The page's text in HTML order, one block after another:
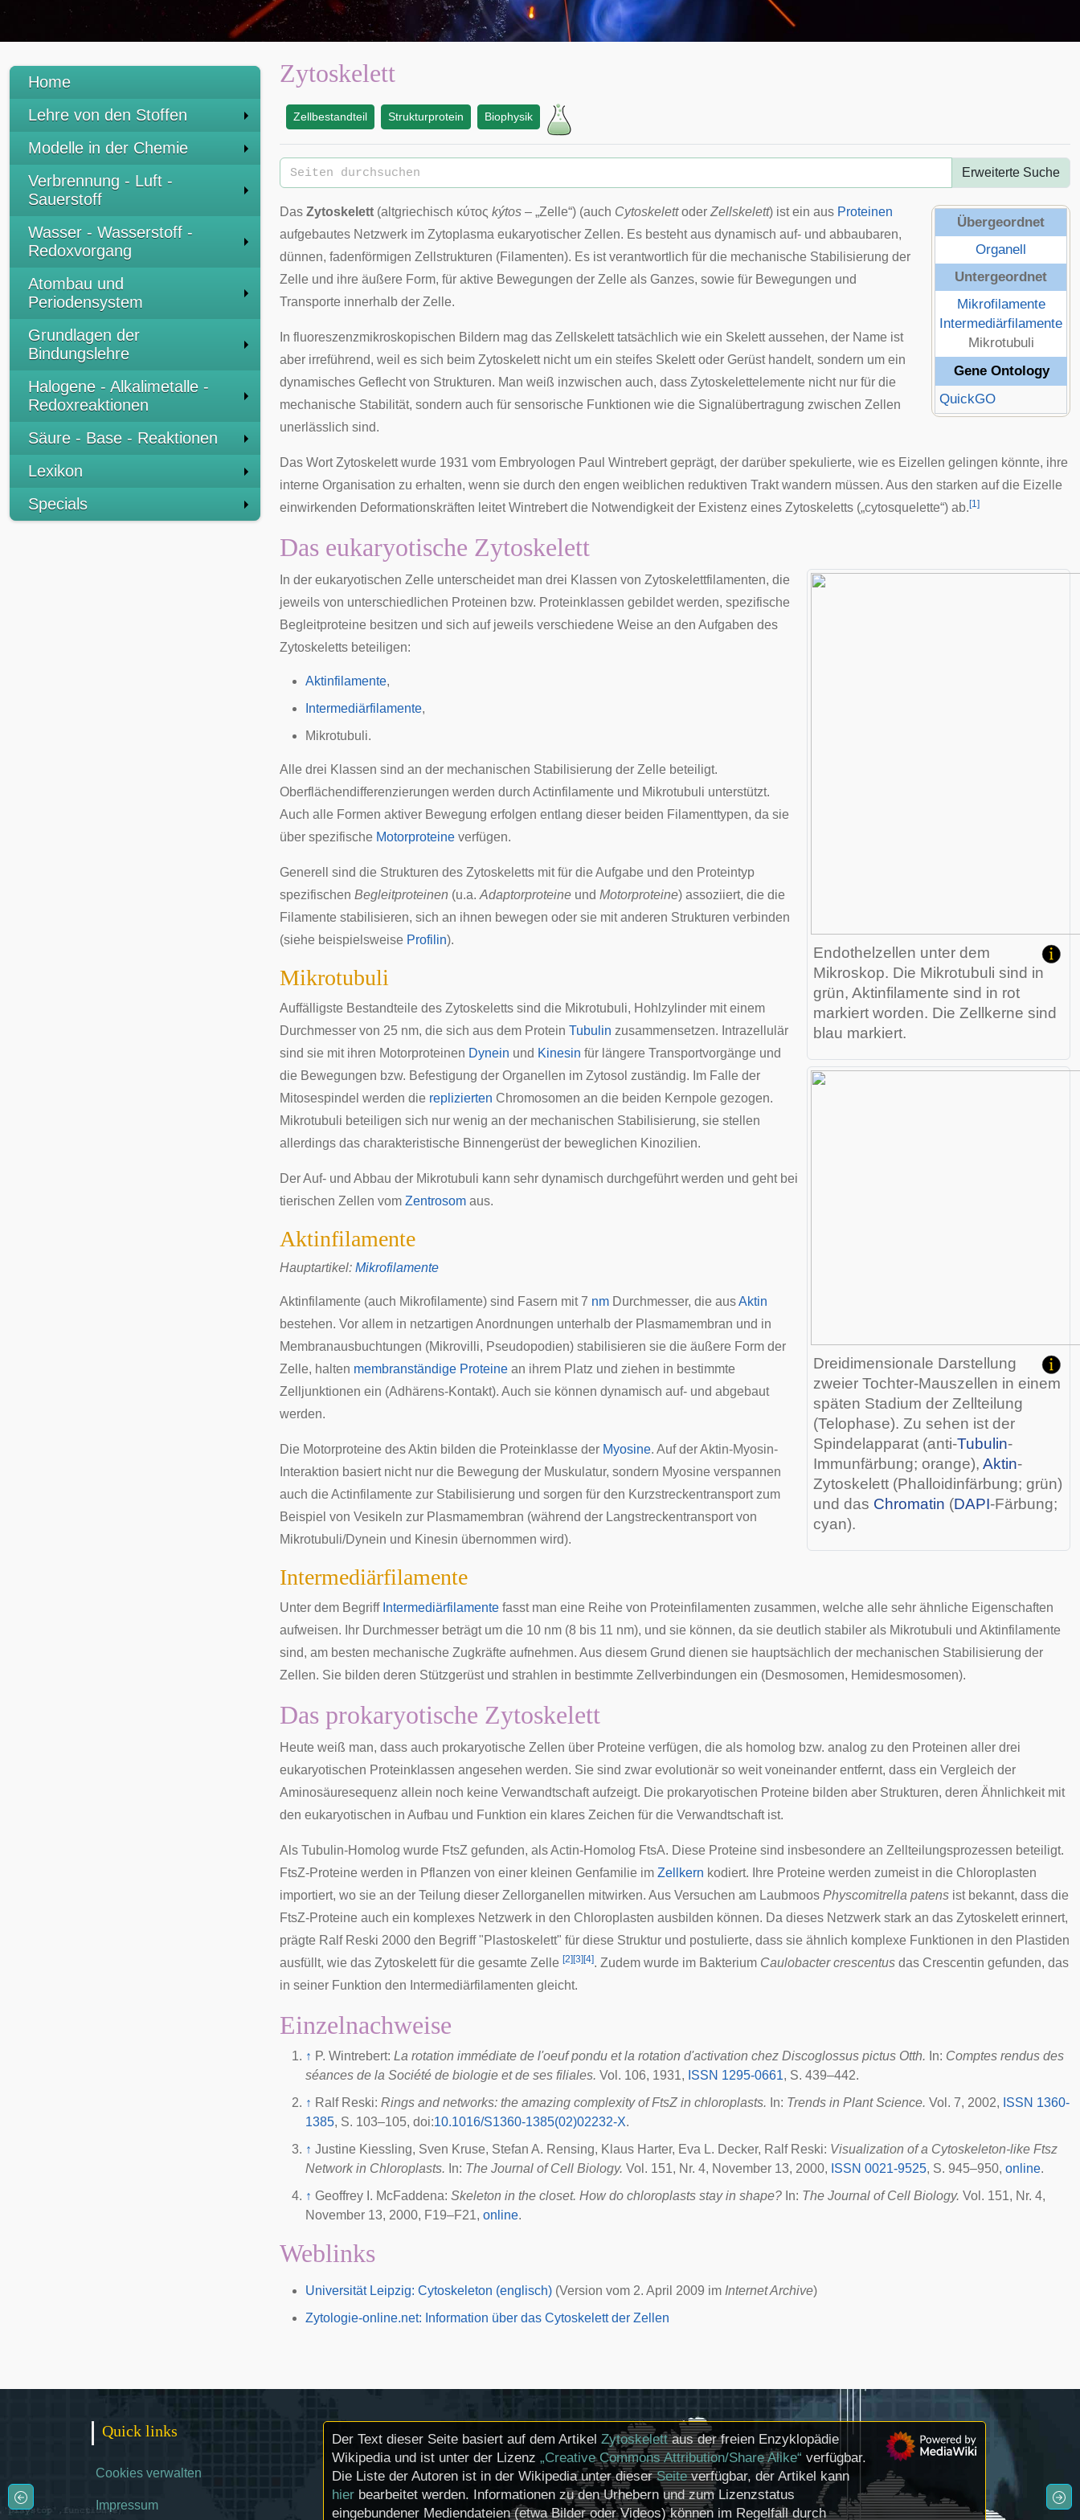
Home
Lehre von den Stoffen
Modelle in der Chemie
Verbrennung - Luft -
Sauerstoff
Wasser - Wasserstoff -
Redoxvorgang
Atombau und
Periodensystem
Grundlagen der
Bindungslehre
Halogene - Alkalimetalle -
Redoxreaktionen
Säure - Base - Reaktionen
Lexikon
Specials
Zytoskelett
Zellbestandteil Strukturprotein Biophysik
Erweiterte Suche
Übergeordnet
Organell
Untergeordnet
Mikrofilamente
Intermediärfilamente
Mikrotubuli
Gene Ontology
QuickGO
Das Zytoskelett (altgriechisch κύτος kýtos – „Zelle“) (auch Cytoskelettoder Zellskelett) ist ein aus Proteinen
aufgebautes Netzwerk im Zytoplasma eukaryotischer Zellen. Es besteht aus dynamisch auf- und abbaubaren,
dünnen, fadenförmigen Zellstrukturen (Filamenten). Es ist verantwortlich für die mechanische Stabilisierung der
Zelle und ihre äußere Form, für aktive Bewegungen der Zelle als Ganzes, sowie für Bewegungen und
Transporte innerhalb der Zelle.
In fluoreszenzmikroskopischen Bildern mag das Zellskelett tatsächlich wie ein Skelettaussehen, der Name ist
aber irreführend, weil es sich beim Zytoskelett nicht um ein steifes Skelett oder Gerüst handelt, sondern um ein
dynamisches Geflecht von Strukturen. Man weiß inzwischen auch, dass Zytoskelettelemente nicht nur für die
mechanische Stabilität, sondern auch für sensorische Funktionen wie die Signalübertragung zwischen Zellen
unerlässlich sind.
Das Wort Zytoskelett wurde 1931 vom Embryologen Paul Wintrebertgeprägt, der darüber spekulierte, wie es Eizellen gelingen könnte, ihre
interne Organisation zu erhalten, wenn sie durch den engen weiblichen reduktiven Trakt wandern müssen. Aus den starken auf die Eizelle
einwirkenden Deformationskräften leitet Wintrebert die Notwendigkeit der Existenz eines Zytoskeletts („cytosquelette“) ab. [1]
Das eukaryotische Zytoskelett
Endothelzellen unter dem
Mikroskop. Die Mikrotubuli sind in
grün, Aktinfilamente sind in rot
markiert worden. Die Zellkerne sind
blau markiert.
Dreidimensionale Darstellung
zweier Tochter-Mauszellen in einem
späten Stadium der Zellteilung
(Telophase). Zu sehen ist der
Spindelapparat (anti-Tubulin-
Immunfärbung; orange), Aktin-
Zytoskelett (Phalloidinfärbung; grün)
und das Chromatin (DAPI-Färbung;
cyan).
In der eukaryotischen Zelle unterscheidet man drei Klassen von Zytoskelettfilamenten, die
jeweils von unterschiedlichen Proteinen bzw. Proteinklassen gebildet werden, spezifische
Begleitproteine besitzen und sich auf jeweils verschiedene Weise an den Aufgaben des
Zytoskeletts beteiligen:
Aktinfilamente,
Intermediärfilamente,
Mikrotubuli.
Alle drei Klassen sind an der mechanischen Stabilisierung der Zelle beteiligt.
Oberflächendifferenzierungen werden durch Actinfilamente und Mikrotubuli unterstützt.
Auch alle Formen aktiver Bewegung erfolgen entlang dieser beiden Filamenttypen, da sie
über spezifische Motorproteine verfügen.
Generell sind die Strukturen des Zytoskeletts mit für die Aufgabe und den Proteintyp
spezifischen Begleitproteinen (u.a. Adaptorproteine und Motorproteine) assoziiert, die die
Filamente stabilisieren, sich an ihnen bewegen oder sie mit anderen Strukturen verbinden
(siehe beispielsweise Profilin).
Mikrotubuli
Auffälligste Bestandteile des Zytoskeletts sind die Mikrotubuli, Hohlzylinder mit einem
Durchmesser von 25 nm, die sich aus dem Protein Tubulin zusammensetzen. Intrazellulär
sind sie mit ihren Motorproteinen Dynein und Kinesin für längere Transportvorgänge und
die Bewegungen bzw. Befestigung der Organellen im Zytosol zuständig. Im Falle der
Mitosespindel werden die replizierten Chromosomen an die beiden Kernpole gezogen.
Mikrotubuli beteiligen sich nur wenig an der mechanischen Stabilisierung, sie stellen
allerdings das charakteristische Binnengerüst der beweglichen Kinozilien.
Der Auf- und Abbau der Mikrotubuli kann sehr dynamisch durchgeführt werden und geht bei
tierischen Zellen vom Zentrosom aus.
Aktinfilamente
Hauptartikel: Mikrofilamente
Aktinfilamente (auch Mikrofilamente) sind Fasern mit 7 nm Durchmesser, die ausAktin
bestehen. Vor allem in netzartigen Anordnungen unterhalb der Plasmamembran und in
Membranausbuchtungen (Mikrovilli, Pseudopodien) stabilisieren sie die äußere Form der
Zelle, halten membranständige Proteine an ihrem Platz und ziehen in bestimmte
Zelljunktionen ein (Adhärens-Kontakt). Auch sie können dynamisch auf- und abgebaut
werden.
Die Motorproteine des Aktin bilden die Proteinklasse der Myosine. Auf der Aktin-Myosin-
Interaktion basiert nicht nur die Bewegung der Muskulatur, sondern Myosine verspannen
auch die Actinfilamente zur Stabilisierung und sorgen für den Kurzstreckentransport zum
Beispiel von Vesikeln zur Plasmamembran (während der Langstreckentransport von
Mikrotubuli/Dynein und Kinesin übernommen wird).
Intermediärfilamente
Unter dem Begriff Intermediärfilamente fasst man eine Reihe von Proteinfilamenten zusammen, welche alle sehr ähnliche Eigenschaften
aufweisen. Ihr Durchmesser beträgt um die 10 nm (8 bis 11 nm), und sie können, da sie deutlich stabiler als Mikrotubuli und Aktinfilamente
sind, am besten mechanische Zugkräfte aufnehmen. Aus diesem Grund dienen sie hauptsächlich der mechanischen Stabilisierung der
Zellen. Sie bilden deren Stützgerüst und strahlen in bestimmte Zellverbindungen ein (Desmosomen, Hemidesmosomen).
Das prokaryotische Zytoskelett
Heute weiß man, dass auch prokaryotische Zellen über Proteine verfügen, die als homolog bzw. analog zu den Proteinen aller drei
eukaryotischen Proteinklassen angesehen werden. Sie sind zwar evolutionär so weit voneinander entfernt, dass ein Vergleich der
Aminosäuresequenz allein noch keine Verwandtschaft aufzeigt. Die prokaryotischen Proteine bilden aber Strukturen, deren Ähnlichkeit mit
den eukaryotischen in Aufbau und Funktion ein klares Zeichen für die Verwandtschaft ist.
Als Tubulin-Homolog wurde FtsZ gefunden, als Actin-Homolog FtsA. Diese Proteine sind insbesondere an Zellteilungsprozessen beteiligt.
FtsZ-Proteine werden in Pflanzen von einer kleinen Genfamilie im Zellkern kodiert. Ihre Proteine werden zumeist in die Chloroplasten
importiert, wo sie an der Teilung dieser Zellorganellen mitwirken. Aus Versuchen am Laubmoos Physcomitrella patens ist bekannt, dass die
FtsZ-Proteine auch ein komplexes Netzwerk in den Chloroplasten ausbilden können. Da dieses Netzwerk stark an das Zytoskelett erinnert,
prägte Ralf Reski 2000 den Begriff "Plastoskelett" für diese Struktur und postulierte, dass sie ähnlich komplexe Funktionen in den Plastiden
ausfüllt, wie das Zytoskelett für die gesamte Zelle [2] [3] [4]. Zudem wurde im Bakterium Caulobacter crescentus das Crescentin gefunden, das
in seiner Funktion den Intermediärfilamenten gleicht.
Einzelnachweise
↑ P. Wintrebert: La rotation immédiate de l'oeuf pondu et la rotation d'activation chez Discoglossus pictus Otth. In: Comptes rendus des
séances de la Société de biologie et de ses filiales. Vol. 106, 1931, ISSN 1295-0661, S. 439–442.
↑ Ralf Reski: Rings and networks: the amazing complexity of FtsZ in chloroplasts. In: Trends in Plant Science. Vol. 7, 2002, ISSN 1360-
1385, S. 103–105, doi:10.1016/S1360-1385(02)02232-X.
↑ Justine Kiessling, Sven Kruse, Stefan A. Rensing, Klaus Harter, Eva L. Decker, Ralf Reski: Visualization of a Cytoskeleton-like Ftsz
Network in Chloroplasts. In: The Journal of Cell Biology. Vol. 151, Nr. 4, November 13, 2000, ISSN 0021-9525, S. 945–950, online.
↑ Geoffrey I. McFaddena: Skeleton in the closet. How do chloroplasts stay in shape? In: The Journal of Cell Biology. Vol. 151, Nr. 4,
November 13, 2000, F19–F21, online.
Weblinks
Universität Leipzig: Cytoskeleton (englisch) (Version vom 2. April 2009 im Internet Archive)
Zytologie-online.net: Information über das Cytoskelett der Zellen
Quick links
Cookies verwalten
Impressum
Der Text dieser Seite basiert auf dem Artikel Zytoskelettaus der freien Enzyklopädie
Wikipedia und ist unter der Lizenz „Creative Commons Attribution/Share Alike“ verfügbar.
Die Liste der Autoren ist in der Wikipedia unter dieserSeiteverfügbar, der Artikel kann
hier bearbeitet werden. Informationen zu den Urhebern und zum Lizenzstatus
eingebundener Mediendateien (etwa Bilder oder Videos) können im Regelfall durch